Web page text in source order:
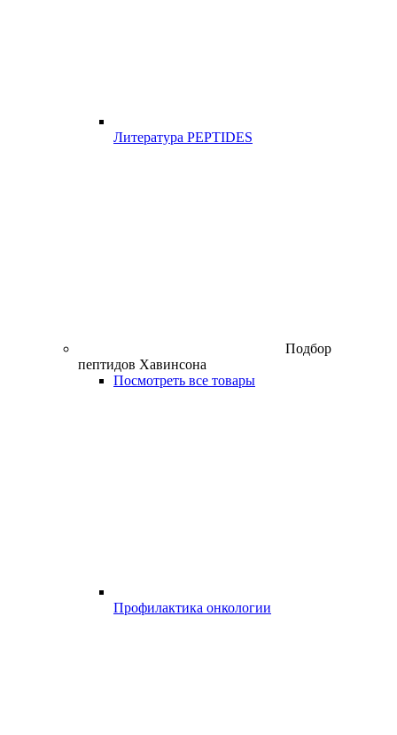
Литература PEPTIDES
Подбор
пептидов Хавинсона
Посмотреть все товары
Профилактика онкологии